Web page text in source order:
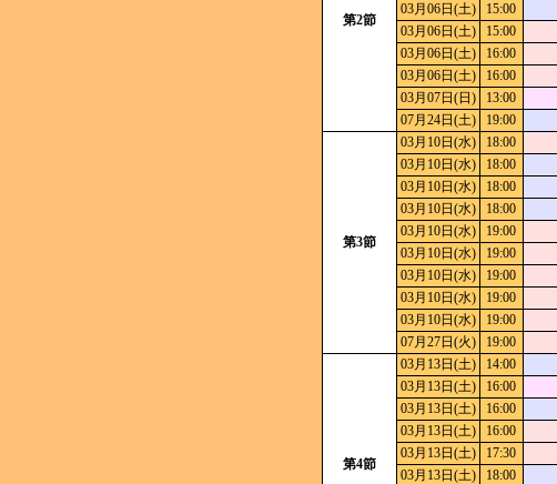
第2節
03月06日(土)
15:00
03月06日(土)
15:00
03月06日(土)
16:00
03月06日(土)
16:00
03月07日(日)
13:00
07月24日(土)
19:00
第3節
03月10日(水) 18:00
03月10日(水)
18:00
03月10日(水)
18:00
03月10日(水)
18:00
03月10日(水)
19:00
03月10日(水)
19:00
03月10日(水)
19:00
03月10日(水)
19:00
03月10日(水)
19:00
07月27日(火)
19:00
第4節
03月13日(土) 14:00
03月13日(土)
16:00
03月13日(土)
16:00
03月13日(土)
16:00
03月13日(土)
17:30
03月13日(土)
18:00